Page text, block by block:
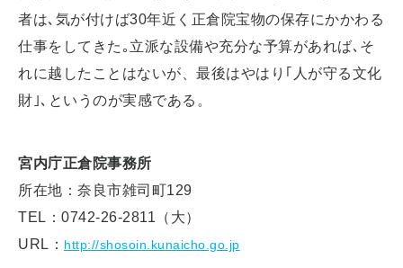
者は､気が付けば30年近く正倉院宝物の保存にかかわる
仕事をしてきた｡立派な設備や充分な予算があれば､そ
れに越したことはないが、最後はやはり｢人が守る文化
財｣､というのが実感である。
宮内庁正倉院事務所
所在地：奈良市雑司町129
TEL：0742-26-2811（大）
URL： http://shosoin.kunaicho.go.jp